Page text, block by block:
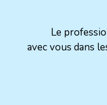
Le
avec vous dans